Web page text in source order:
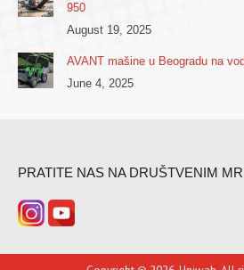
950
August 19, 2025
AVANT mašine u Beogradu na
June 4, 2025
PRATITE NAS NA DRUŠTVENIM